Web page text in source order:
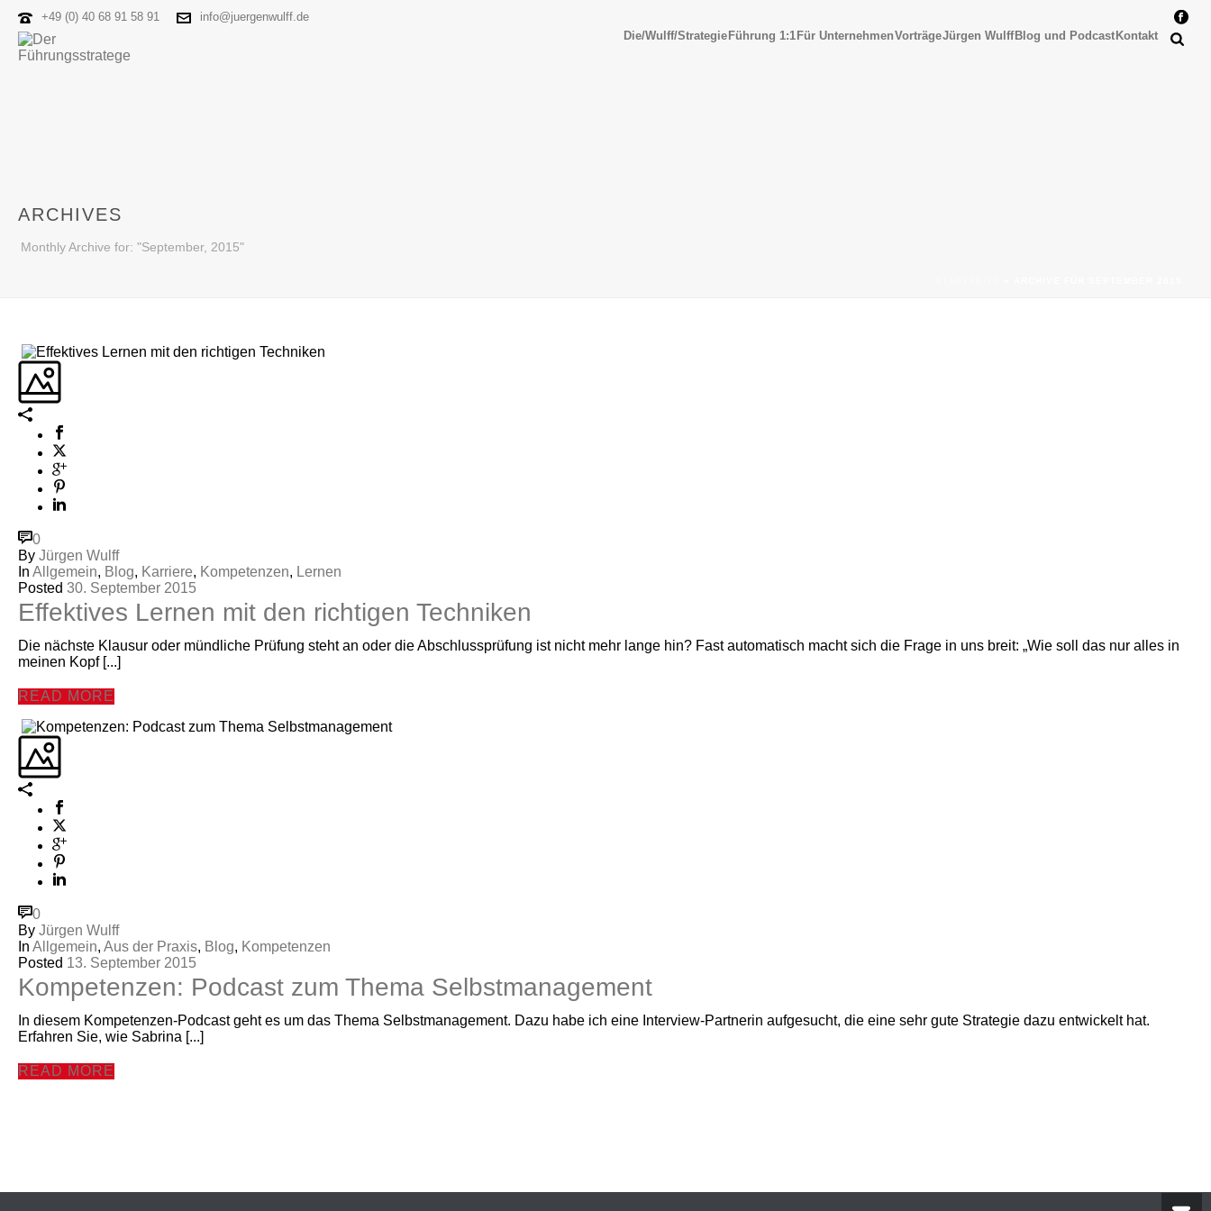
+49 (0) 40 68 91 58 91
info@juergenwulff.de
Die/Wulff/Strategie Führung 1:1 Für UnternehmenVorträgeJürgen WulffBlog und Podcast Kontakt
ARCHIVES
Monthly Archive for: "September, 2015"
0
By Jürgen Wulff
In Allgemein, Blog, Karriere, Kompetenzen, Lernen
Posted 30. September 2015
Effektives Lernen mit den richtigen Techniken
Die nächste Klausur oder mündliche Prüfung steht an oder die Abschlussprüfung ist nicht mehr lange hin? Fast automatisch macht sich die Frage in uns breit: „Wie soll das nur alles in
meinen Kopf [...]
READ MORE
0
By Jürgen Wulff
In Allgemein, Aus der Praxis, Blog, Kompetenzen
Posted 13. September 2015
Kompetenzen: Podcast zum Thema Selbstmanagement
In diesem Kompetenzen-Podcast geht es um das Thema Selbstmanagement. Dazu habe ich eine Interview-Partnerin aufgesucht, die eine sehr gute Strategie dazu entwickelt hat.
Erfahren Sie, wie Sabrina [...]
READ MORE